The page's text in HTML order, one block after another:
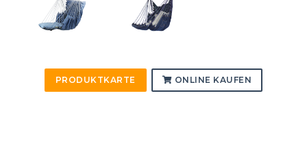
PRODUKTKARTE ONLINE KAUFEN